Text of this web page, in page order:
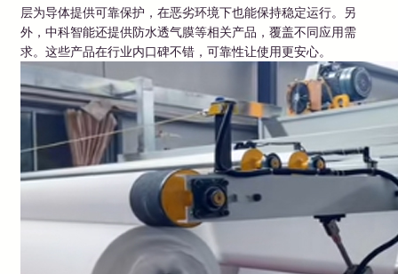
层为导体提供可靠保护，在恶劣环境下也能保持稳定运行。另
外，中科智能还提供防水透气膜等相关产品，覆盖不同应用需
求。这些产品在行业内口碑不错，可靠性让使用更安心。